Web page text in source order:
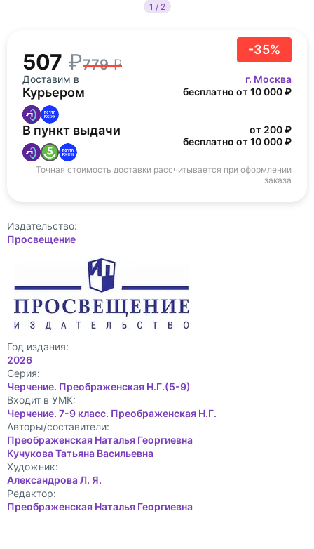
1 / 2
-35%
507 779
Доставим в г. Москва
Курьером бесплатно от 10 000 ₽
В пункт выдачи
от 200 ₽
бесплатно от 10 000 ₽
Точная стоимость доставки рассчитывается при оформлении
заказа
Издательство:
Просвещение
Год издания:
2026
Cерия:
Черчение. Преображенская Н.Г.(5-9)
Входит в УМК:
Черчение. 7-9 класс. Преображенская Н.Г.
Авторы/составители:
Преображенская Наталья Георгиевна
Кучукова Татьяна Васильевна
Художник:
Александрова Л. Я.
Редактор:
Преображенская Наталья Георгиевна